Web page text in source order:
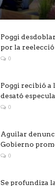
Poggi
por la
0
Poggi recibió a
desató
0
Aguilar
Gobierno
0
Se profundiza